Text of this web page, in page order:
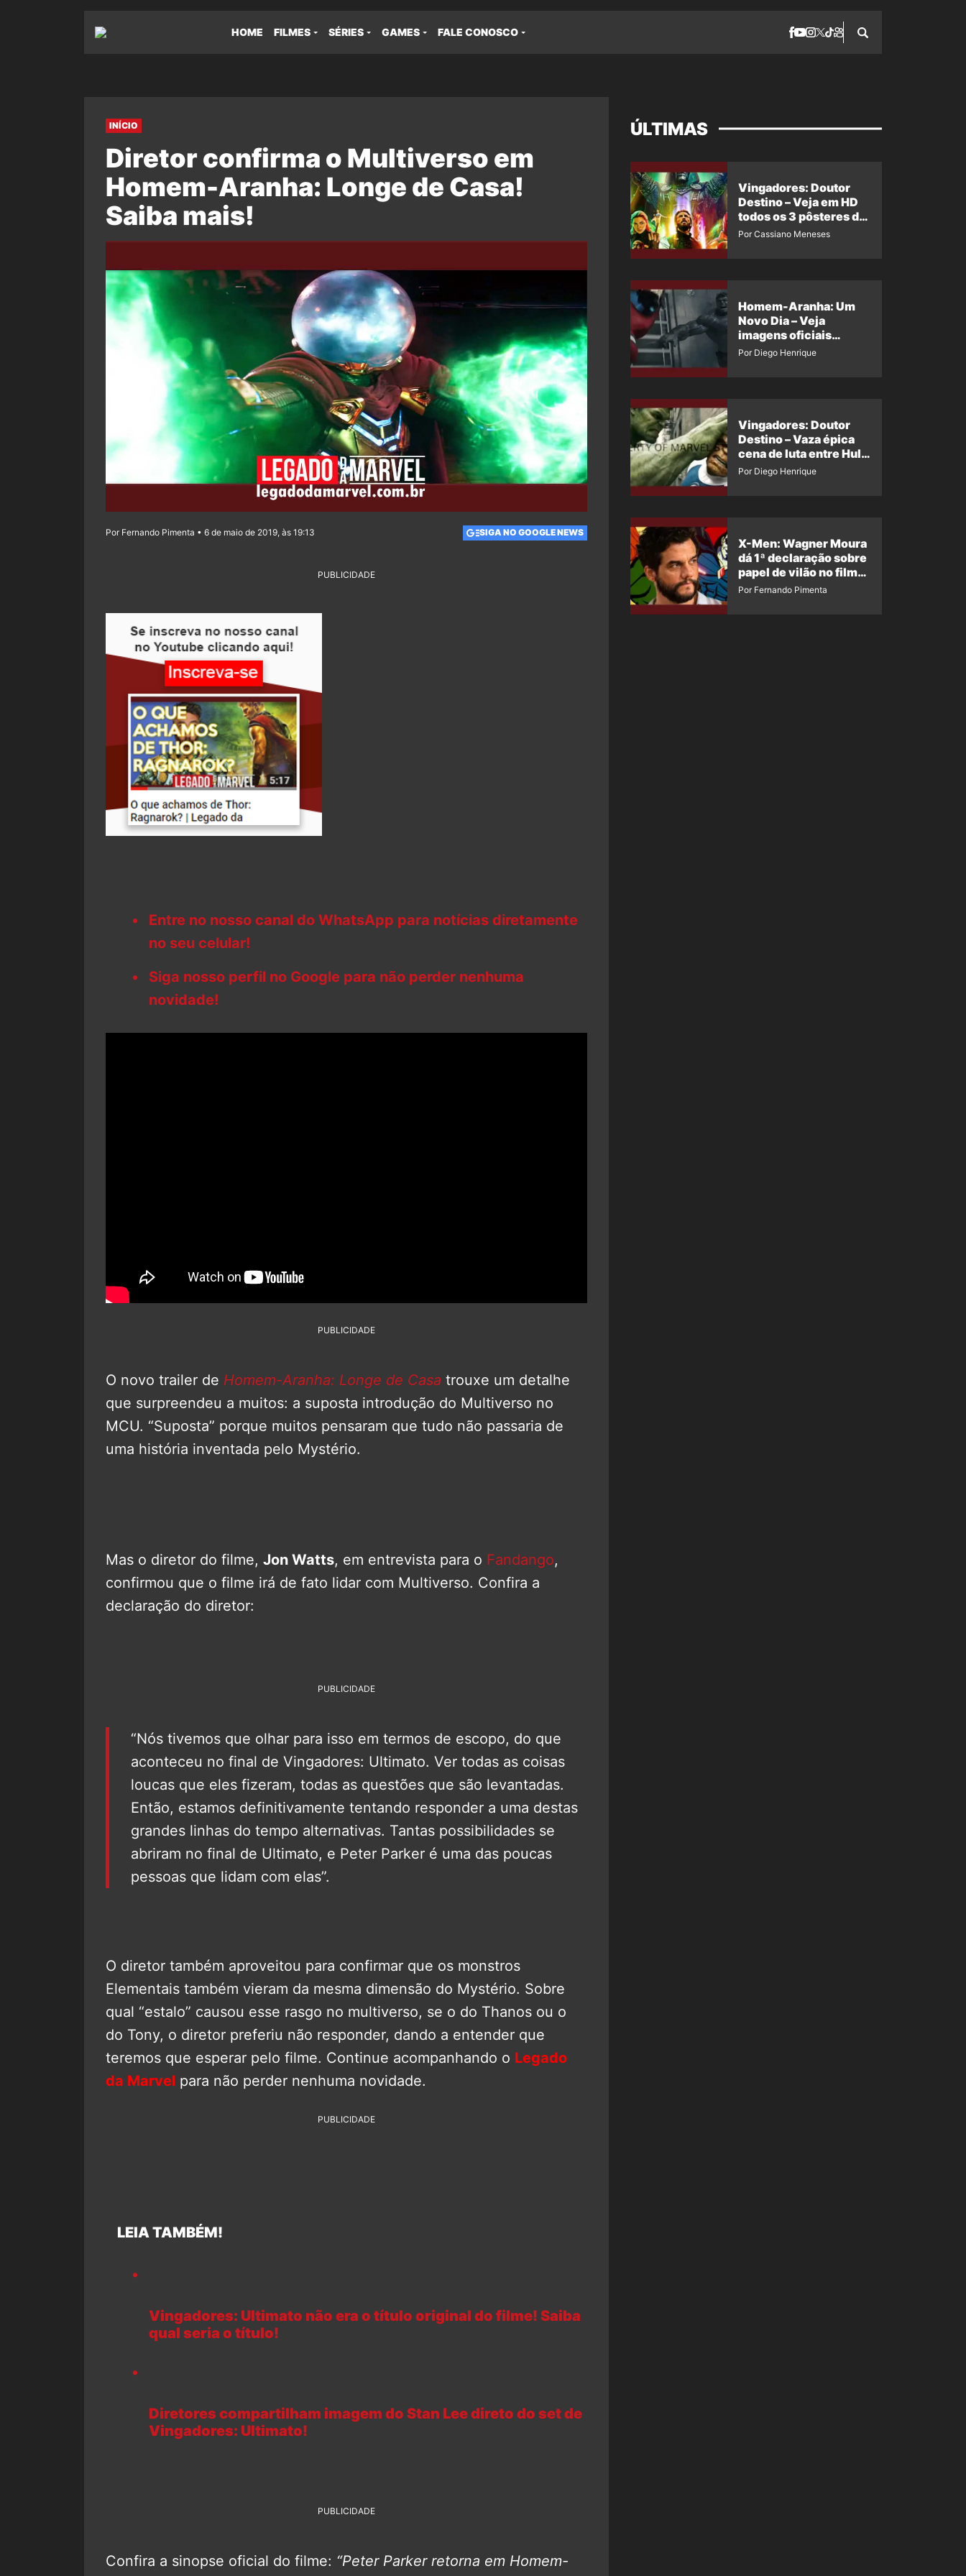
HOME FILMES SÉRIES GAMES FALE CONOSCO
INÍCIO
Diretor confirma o Multiverso em
Homem-Aranha: Longe de Casa!
Saiba mais!
Por Fernando Pimenta • 6 de maio de 2019, às 19:13 SIGA NO GOOGLE NEWS
PUBLICIDADE
Entre no nosso canal do WhatsApp para notícias diretamente
no seu celular!
Siga nosso perfil no Google para não perder nenhuma
novidade!
PUBLICIDADE
O novo trailer de Homem-Aranha: Longe de Casa trouxe um detalhe
que surpreendeu a muitos: a suposta introdução do Multiverso no
MCU. “Suposta” porque muitos pensaram que tudo não passaria de
uma história inventada pelo Mystério.
Mas o diretor do filme, Jon Watts, em entrevista para o Fandango,
confirmou que o filme irá de fato lidar com Multiverso. Confira a
declaração do diretor:
PUBLICIDADE
“Nós tivemos que olhar para isso em termos de escopo, do que
aconteceu no final de Vingadores: Ultimato. Ver todas as coisas
loucas que eles fizeram, todas as questões que são levantadas.
Então, estamos definitivamente tentando responder a uma destas
grandes linhas do tempo alternativas. Tantas possibilidades se
abriram no final de Ultimato, e Peter Parker é uma das poucas
pessoas que lidam com elas”.
O diretor também aproveitou para confirmar que os monstros
Elementais também vieram da mesma dimensão do Mystério. Sobre
qual “estalo” causou esse rasgo no multiverso, se o do Thanos ou o
do Tony, o diretor preferiu não responder, dando a entender que
teremos que esperar pelo filme. Continue acompanhando o Legado
da Marvel para não perder nenhuma novidade.
PUBLICIDADE
LEIA TAMBÉM!
Vingadores: Ultimato não era o título original do filme! Saiba
qual seria o título!
Diretores compartilham imagem do Stan Lee direto do set de
Vingadores: Ultimato!
PUBLICIDADE
Confira a sinopse oficial do filme: “Peter Parker retorna em Homem-
ÚLTIMAS
Vingadores: Doutor
Destino – Veja em HD
todos os 3 pôsteres de
‘Doomsday’ + 1 imagem
Por Cassiano Meneses
Homem-Aranha: Um
Novo Dia – Veja
imagens oficiais
descartadas do Hulk
Por Diego Henrique
Vingadores: Doutor
Destino – Vaza épica
cena de luta entre Hulk
e o Coisa
Por Diego Henrique
X-Men: Wagner Moura
dá 1ª declaração sobre
papel de vilão no filme
da Marvel
Por Fernando Pimenta